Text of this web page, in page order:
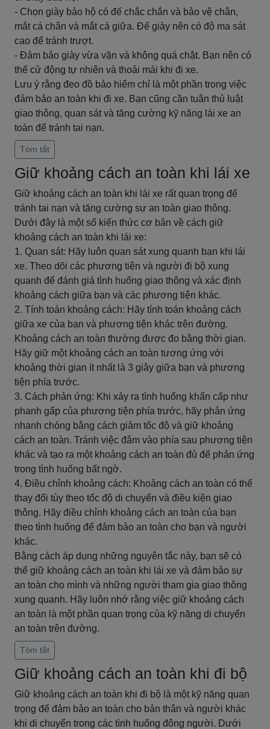
- Chọn giày bảo hộ có đế chắc chắn và bảo vệ chân,
mắt cá chân và mắt cá giữa. Đế giày nên có độ ma sát
cao để tránh trượt.
- Đảm bảo giày vừa vặn và không quá chật. Bạn nên có
thể cử động tự nhiên và thoải mái khi đi xe.
Lưu ý rằng đeo đồ bảo hiểm chỉ là một phần trong việc
đảm bảo an toàn khi đi xe. Bạn cũng cần tuân thủ luật
giao thông, quan sát và tăng cường kỹ năng lái xe an
toàn để tránh tai nạn.
Tóm tắt
Giữ khoảng cách an toàn khi lái xe
Giữ khoảng cách an toàn khi lái xe rất quan trọng để
tránh tai nạn và tăng cường sự an toàn giao thông.
Dưới đây là một số kiến thức cơ bản về cách giữ
khoảng cách an toàn khi lái xe:
1. Quan sát: Hãy luôn quan sát xung quanh bạn khi lái
xe. Theo dõi các phương tiện và người đi bộ xung
quanh để đánh giá tình huống giao thông và xác định
khoảng cách giữa bạn và các phương tiện khác.
2. Tính toán khoảng cách: Hãy tính toán khoảng cách
giữa xe của bạn và phương tiện khác trên đường.
Khoảng cách an toàn thường được đo bằng thời gian.
Hãy giữ một khoảng cách an toàn tương ứng với
khoảng thời gian ít nhất là 3 giây giữa bạn và phương
tiện phía trước.
3. Cách phản ứng: Khi xảy ra tình huống khẩn cấp như
phanh gấp của phương tiện phía trước, hãy phản ứng
nhanh chóng bằng cách giảm tốc độ và giữ khoảng
cách an toàn. Tránh việc đâm vào phía sau phương tiện
khác và tạo ra một khoảng cách an toàn đủ để phản ứng
trong tình huống bất ngờ.
4. Điều chỉnh khoảng cách: Khoảng cách an toàn có thể
thay đổi tùy theo tốc độ di chuyển và điều kiện giao
thông. Hãy điều chỉnh khoảng cách an toàn của bạn
theo tình huống để đảm bảo an toàn cho bạn và người
khác.
Bằng cách áp dụng những nguyên tắc này, bạn sẽ có
thể giữ khoảng cách an toàn khi lái xe và đảm bảo sự
an toàn cho mình và những người tham gia giao thông
xung quanh. Hãy luôn nhớ rằng việc giữ khoảng cách
an toàn là một phần quan trọng của kỹ năng di chuyển
an toàn trên đường.
Tóm tắt
Giữ khoảng cách an toàn khi đi bộ
Giữ khoảng cách an toàn khi đi bộ là một kỹ năng quan
trọng để đảm bảo an toàn cho bản thân và người khác
khi di chuyển trong các tình huống đông người. Dưới